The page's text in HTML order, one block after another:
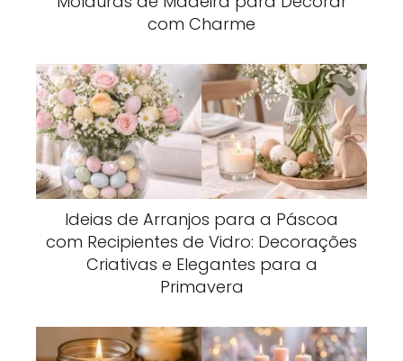
com Charme
Ideias de Arranjos para a Páscoa
com Recipientes de Vidro: Decorações
Criativas e Elegantes para a
Primavera